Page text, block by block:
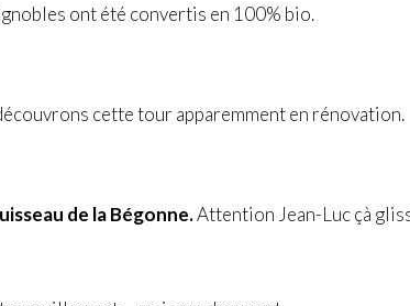
ont été convertis en 100% bio.
cette tour apparemment en rénovation.
de la Bégonne.Attention Jean-Luc çà